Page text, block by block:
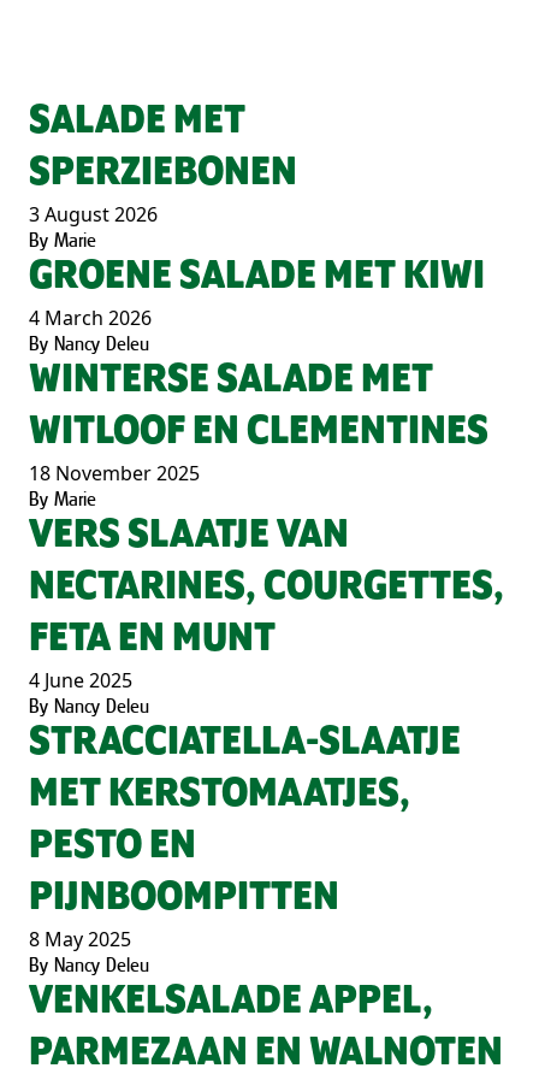
SALADE MET
SPERZIEBONEN
3 August 2026
By Marie
GROENE SALADE MET KIWI
4 March 2026
By Nancy Deleu
WINTERSE SALADE MET
WITLOOF EN CLEMENTINES
18 November 2025
By Marie
VERS SLAATJE VAN
NECTARINES, COURGETTES,
FETA EN MUNT
4 June 2025
By Nancy Deleu
STRACCIATELLA-SLAATJE
MET KERSTOMAATJES,
PESTO EN
PIJNBOOMPITTEN
8 May 2025
By Nancy Deleu
VENKELSALADE APPEL,
PARMEZAAN EN WALNOTEN